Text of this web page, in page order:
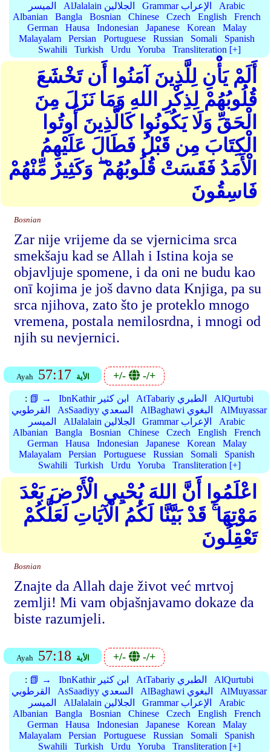
الميسر
AlJalalain الجلالين Grammar الإعراب
Arabic
Albanian
Bangla Bosnian Chinese Czech English
French
German
Hausa Indonesian Japanese Korean
Malay
Malayalam
Persian Portuguese Russian Somali
Spanish
Swahili
Turkish Urdu Yoruba Transliteration [+]
أَلَمْ يَأْنِ لِلَّذِينَ آمَنُوا أَن تَخْشَعَ
قُلُوبُهُمْ لِذِكْرِ اللهِ وَمَا نَزَلَ مِنَ
الْحَقِّ وَلَا يَكُونُوا كَالَّذِينَ أُوتُوا
الْكِتَابَ مِن قَبْلُ فَطَالَ عَلَيْهِمُ
الْأَمَدُ فَقَسَتْ قُلُوبُهُمْ ۖ وَكَثِيرٌ مِّنْهُمْ
فَاسِقُونَ
Bosnian
Zar nije vrijeme da se vjernicima srca
smekšaju kad se Allah i Istina koja se
objavljuje spomene, i da oni ne budu kao
onī kojima je još davno data Knjiga, pa su
srca njihova, zato što je proteklo mnogo
vremena, postala nemilosrdna, i mnogi od
njih su nevjernici.
Ayah 57:17 الأية +/- -/+
: 📗 → IbnKathir ابن كثير AtTabariy الطبري
AlQurtubi
القرطوبي
AsSaadiyy السعدي AlBaghawi البغوي
AlMuyassar
الميسر
AlJalalain الجلالين Grammar الإعراب
Arabic
Albanian
Bangla Bosnian Chinese Czech English
French
German
Hausa Indonesian Japanese Korean
Malay
Malayalam
Persian Portuguese Russian Somali
Spanish
Swahili
Turkish Urdu Yoruba Transliteration [+]
اعْلَمُوا أَنَّ اللهَ يُحْيِي الْأَرْضَ بَعْدَ
مَوْتِهَا ۚ قَدْ بَيَّنَّا لَكُمُ الْآيَاتِ لَعَلَّكُمْ
تَعْقِلُونَ
Bosnian
Znajte da Allah daje život već mrtvoj
zemlji! Mi vam objašnjavamo dokaze da
biste razumjeli.
Ayah 57:18 الأية +/- -/+
: 📗 → IbnKathir ابن كثير AtTabariy الطبري
AlQurtubi
القرطوبي
AsSaadiyy السعدي AlBaghawi البغوي
AlMuyassar
الميسر
AlJalalain الجلالين Grammar الإعراب
Arabic
Albanian
Bangla Bosnian Chinese Czech English
French
German
Hausa Indonesian Japanese Korean
Malay
Malayalam
Persian Portuguese Russian Somali
Spanish
Swahili
Turkish Urdu Yoruba Transliteration [+]